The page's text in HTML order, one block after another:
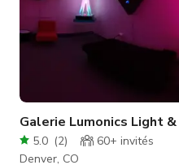
Galerie Lumonics Light &
5.0 (2) 60+ invités
Denver, CO